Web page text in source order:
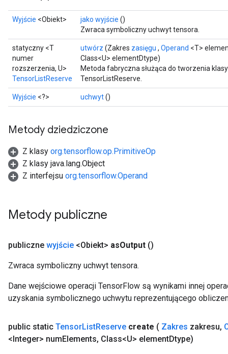
Wyjście <Obiekt> jako wyjście ()
Zwraca symboliczny uchwyt tensora.
statyczny <T
numer
rozszerzenia, U>
TensorListReserve
utwórz (Zakres zasięgu , Operand <T>
Class<U> elementDtype)
Metoda fabryczna służąca do tworzenia
TensorListReserve.
Wyjście <?> uchwyt()
Metody dziedziczone
Z klasy org.tensorflow.op.PrimitiveOp
Z klasy java.lang.Object
Z interfejsu org.tensorflow.Operand
Metody publiczne
publiczne wyjście <Obiekt> asOutput ()
Zwraca symboliczny uchwyt tensora.
Dane wejściowe operacji TensorFlow są wynikami innej
uzyskania symbolicznego uchwytu reprezentującego
public static TensorListReserve create ( Zakres zakresu,
<Integer> numElements, Class<U> elementDtype)